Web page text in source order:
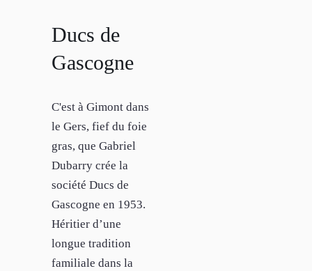
Ducs de
Gascogne
C'est à Gimont dans
le Gers, fief du foie
gras, que Gabriel
Dubarry crée la
société Ducs de
Gascogne en 1953.
Héritier d’une
longue tradition
familiale dans la